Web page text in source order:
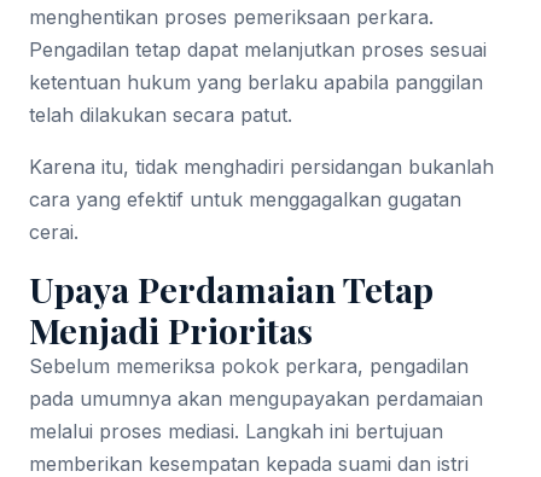
menghentikan proses pemeriksaan perkara.
Pengadilan tetap dapat melanjutkan proses sesuai
ketentuan hukum yang berlaku apabila panggilan
telah dilakukan secara patut.
Karena itu, tidak menghadiri persidangan bukanlah
cara yang efektif untuk menggagalkan gugatan
cerai.
Upaya Perdamaian Tetap
Menjadi Prioritas
Sebelum memeriksa pokok perkara, pengadilan
pada umumnya akan mengupayakan perdamaian
melalui proses mediasi. Langkah ini bertujuan
memberikan kesempatan kepada suami dan istri